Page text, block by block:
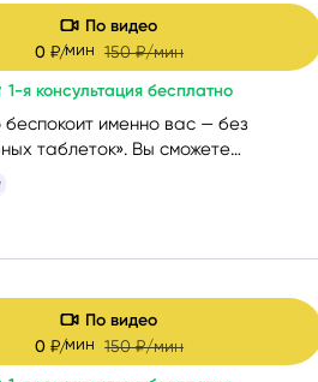
именно вас — без
таблеток». Вы сможете
дальше. Если вам сейчас
я помогу вам вернуть внутреннюю
По видео
0 ₽/мин150 ₽/мин
1-я консультация бесплатно
По видео
0 ₽/мин150 ₽/мин